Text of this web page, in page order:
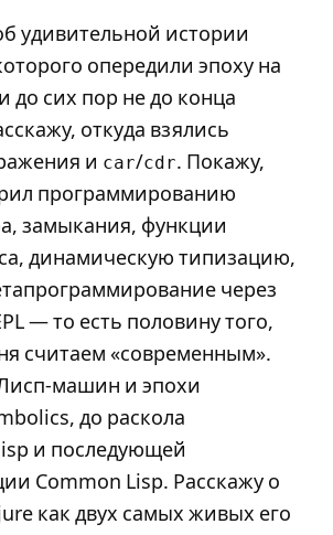
удивительной истории
опередили эпоху на
до сих пор не до конца
откуда взялись
и car/cdr. Покажу,
программированию
замыкания, функции
динамическую типизацию,
через
— то есть половину того,
считаем «современным».
машин и эпохи
до раскола
и последующей
Common Lisp. Расскажу о
как двух самых живых его